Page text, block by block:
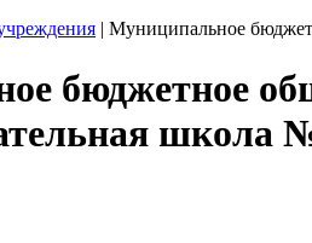
| Муниципальное
бюджетное